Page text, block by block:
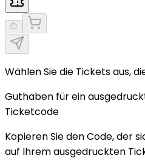
Wählen Sie die Tickets aus,
Guthaben für ein
Ticketcode
Kopieren Sie den Code, der
auf Ihrem ausgedruckten